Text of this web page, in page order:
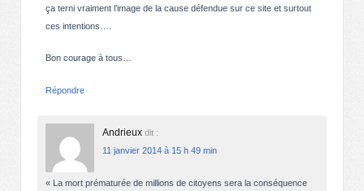
ça terni vraiment l’image de la cause défendue sur ce site et surtout
ces intentions….
Bon courage à tous…
Répondre
Andrieux dit :
11 janvier 2014 à 15 h 49 min
« La mort prématurée de millions de citoyens sera la conséquence